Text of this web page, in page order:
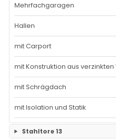
Mehrfachgaragen
Hallen
mit Carport
mit Konstruktion aus
mit Schrägdach
mit Isolation und Statik
Stahltore13